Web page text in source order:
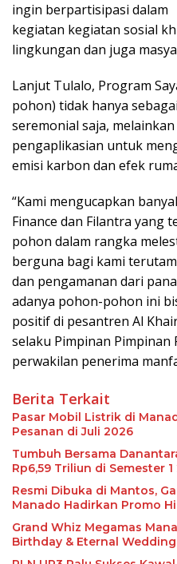
ingin berpartisipasi dalam
kegiatan kegiatan sosial
lingkungan dan juga
Lanjut Tulalo, Program
pohon) tidak hanya sebagai
seremonial saja,
pengaplikasian untuk
emisi karbon dan efek
“Kami mengucapkan
Finance dan Filantra yang
pohon dalam rangka
berguna bagi kami
dan pengamanan dari
adanya pohon-pohon ini
positif di pesantren Al
selaku Pimpinan Pimpinan
perwakilan penerima
Berita Terkait
Pasar Mobil Listrik di
Pesanan di Juli 2026
Tumbuh Bersama
Rp6,59 Triliun di Semester 1
Resmi Dibuka di Mantos,
Manado Hadirkan Promo
Grand Whiz Megamas
Birthday & Eternal